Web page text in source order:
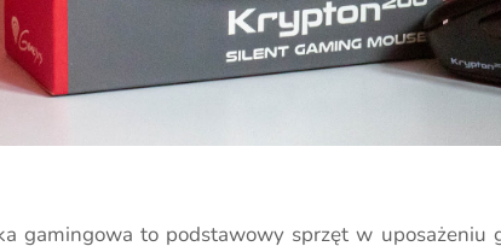
gamingowa to podstawowy sprzęt w uposażeniu